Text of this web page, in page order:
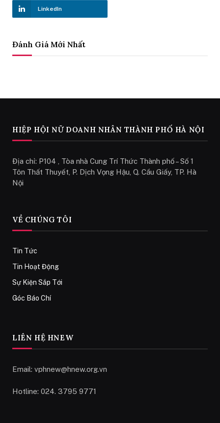
LinkedIn
Đánh Giá Mới Nhất
HIỆP HỘI NỮ DOANH NHÂN THÀNH PHỐ HÀ NỘI
Địa chỉ: P104 , Tòa nhà Cung Trí Thức Thành phố – Số 1
Tôn Thất Thuyết, P. Dịch Vọng Hậu, Q. Cầu Giấy, TP. Hà
Nội
VỀ CHÚNG TÔI
Tin Tức
Tin Hoạt Động
Sự Kiện Sắp Tới
Góc Báo Chí
LIÊN HỆ HNEW
Email: vphnew@hnew.org.vn
Hotline: 024. 3795 9771